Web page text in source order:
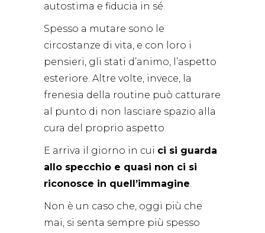
autostima e fiducia in sé.
Spesso a mutare sono le
circostanze di vita, e con loro i
pensieri, gli stati d’animo, l’aspetto
esteriore. Altre volte, invece, la
frenesia della routine può catturare
al punto di non lasciare spazio alla
cura del proprio aspetto.
E arriva il giorno in cui ci si guarda
allo specchio e quasi non ci si
riconosce in quell’immagine.
Non è un caso che, oggi più che
mai, si senta sempre più spesso